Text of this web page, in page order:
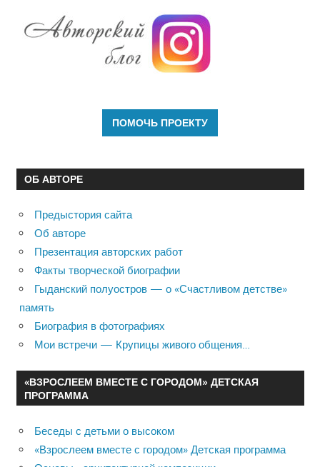
ОБ АВТОРЕ
Предыстория сайта
Об авторе
Презентация авторских работ
Факты творческой биографии
Гыданский полуостров — о «Счастливом детстве»
память
Биография в фотографиях
Мои встречи — Крупицы живого общения…
«ВЗРОСЛЕЕМ ВМЕСТЕ С ГОРОДОМ» ДЕТСКАЯ
ПРОГРАММА
Беседы с детьми о высоком
«Взрослеем вместе с городом» Детская программа